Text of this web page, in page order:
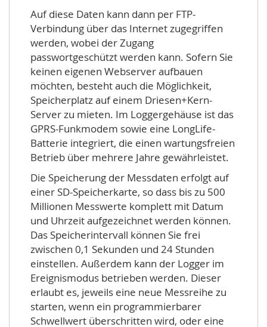
Auf diese Daten kann dann per FTP-
Verbindung über das Internet zugegriffen
werden, wobei der Zugang
passwortgeschützt werden kann. Sofern Sie
keinen eigenen Webserver aufbauen
möchten, besteht auch die Möglichkeit,
Speicherplatz auf einem Driesen+Kern-
Server zu mieten. Im Loggergehäuse ist das
GPRS-Funkmodem sowie eine LongLife-
Batterie integriert, die einen wartungsfreien
Betrieb über mehrere Jahre gewährleistet.
Die Speicherung der Messdaten erfolgt auf
einer SD-Speicherkarte, so dass bis zu 500
Millionen Messwerte komplett mit Datum
und Uhrzeit aufgezeichnet werden können.
Das Speicherintervall können Sie frei
zwischen 0,1 Sekunden und 24 Stunden
einstellen. Außerdem kann der Logger im
Ereignismodus betrieben werden. Dieser
erlaubt es, jeweils eine neue Messreihe zu
starten, wenn ein programmierbarer
Schwellwert überschritten wird, oder eine